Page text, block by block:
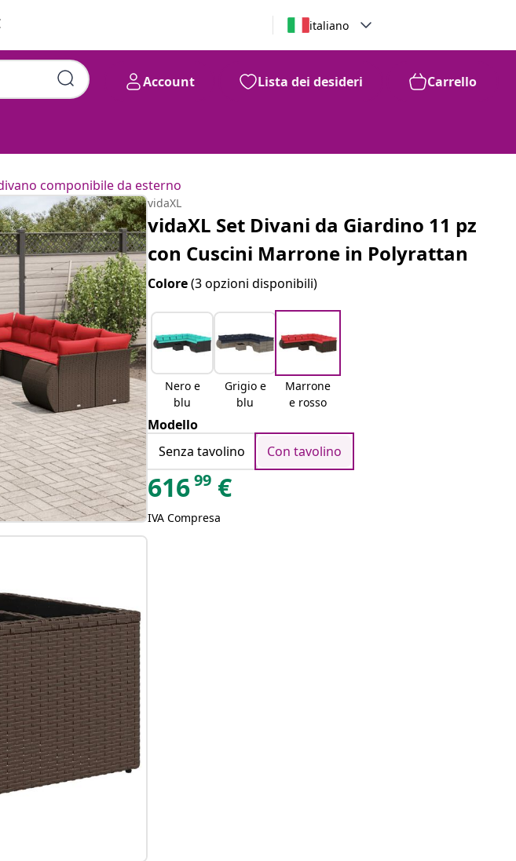
italiano
Account Lista dei desideri Carrello
componibile da esterno
vidaXL
vidaXL Set Divani da Giardino 11 pz
con Cuscini Marrone in Polyrattan
Colore(3 opzioni disponibili)
Nero e
blu
Grigio e
blu
Marrone
e rosso
Modello
Senza tavolino
Con tavolino
61699 €
IVA Compresa